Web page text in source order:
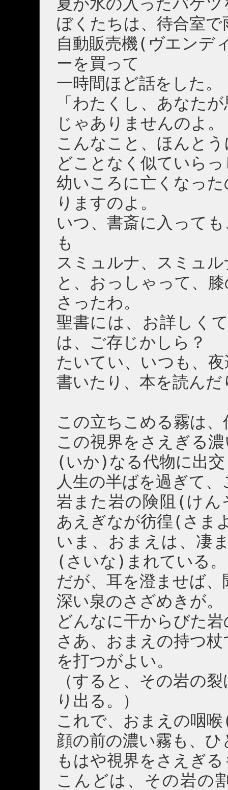
ぼくたちは、待合室
自動販売機(ヴエンデ
ーを買って
一時間ほど話をした。
「わたくし、あなた
じゃありませんのよ。
こんなこと、ほんと
どことなく似ていら
幼いころに亡くなっ
りますのよ。
いつ、書斎に入って
も
スミュルナ、スミュ
と、おっしゃって、
さったわ。
聖書には、お詳しく
は、ご存じかしら？
たいてい、いつも、
書いたり、本を読ん
この立ちこめる霧は、
この視界をさえぎる
(いか)なる代物に出
人生の半ばを過ぎて
岩また岩の険阻(け
あえぎなが彷徨(さま
いま、おまえは、凄
(さいな)まれている。
だが、耳を澄ませば
深い泉のさざめきが。
どんなに干からびた
さあ、おまえの持つ
を打つがよい。
（すると、その岩の
り出る。）
これで、おまえの咽
顔の前の濃い霧も、
もはや視界をさえぎ
こんどは、その岩の